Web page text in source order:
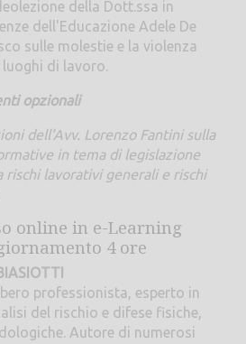
della Dott.ssa in
dell'Educazione Adele De
sulle molestie e la violenza
luoghi di lavoro.
opzionali
dell'Avv. Lorenzo Fantini sulla
in tema di legislazione
rischi lavorativi generali e rischi
online in e-Learning
4 ore
professionista, esperto in
del rischio e difese fisiche,
Autore di numerosi